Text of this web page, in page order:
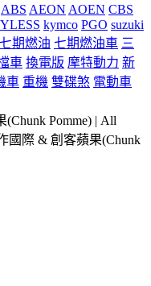
ABS AEON AOEN CBS
kymco PGO suzuki
七期燃油 七期燃油車 三
車 換電版 摩特動力 新
車 重機 雙碟煞 電動車
Pomme) | All
國際 & 創客蘋果(Chunk